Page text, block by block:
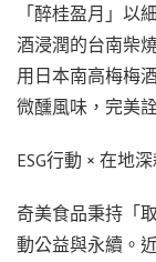
「醉桂盈月」以
酒浸潤的台南柴
用日本南高梅梅
微醺風味，完美
ESG行動 × 在地
奇美食品秉持「
動公益與永續。